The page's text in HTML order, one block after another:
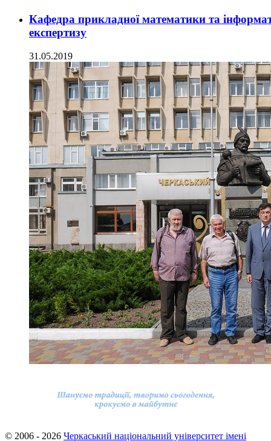
Кафедра прикладної математики та
експертизу
31.05.2019
© 2006 - 2026 Черкаський національний університет імені